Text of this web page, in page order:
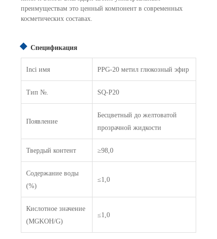
преимуществам это ценный компонент в современных
косметических составах.
Спецификация
Inci имя PPG-20 метил глюкозный эфир
Тип №. SQ-P20
Появление
Бесцветный до желтоватой
прозрачной жидкости
Твердый контент ≥98,0
Содержание воды
(%)
≤1,0
Кислотное значение
(MGKOH/G)
≤1,0